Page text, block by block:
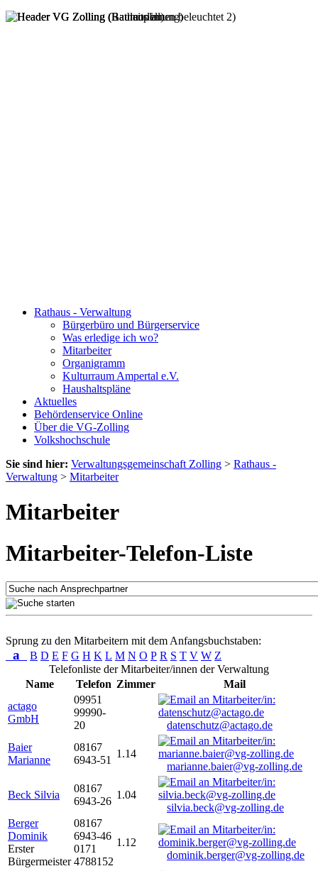
Rathaus - Verwaltung
Bürgerbüro und Bürgerservice
Was erledige ich wo?
Mitarbeiter
Organigramm
Kulturraum Ampertal e.V.
Haushaltspläne
Aktuelles
Behördenservice Online
Über die VG-Zolling
Volkshochschule
Sie sind hier: Verwaltungsgemeinschaft Zolling > Rathaus -
Verwaltung > Mitarbeiter
Mitarbeiter
Mitarbeiter-Telefon-Liste
Sprung zu den Mitarbeitern mit dem Anfangsbuchstaben:
a B D E F G H K L M N O P R S T V W Z
Telefonliste der Mitarbeiter/innen der Verwaltung
Name
Telefon Zimmer
Mail
actago
GmbH
09951
99990-
20
datenschutz@actago.de
Baier
Marianne
08167
6943-51
1.14
marianne.baier@vg-zolling.de
Beck Silvia
08167
6943-26
1.04
silvia.beck@vg-zolling.de
Berger
Dominik
Erster
Bürgermeister
08167
6943-46
0171
4788152
1.12
dominik.berger@vg-zolling.de